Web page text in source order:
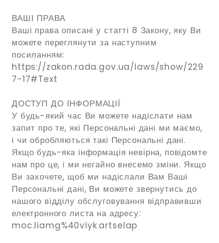
ВАШІ ПРАВА
Ваші права описані у статті 8 Закону, яку Ви
можете переглянути за наступним
посиланням:
https://zakon.rada.gov.ua/laws/show/229
7-17#Text
ДОСТУП ДО ІНФОРМАЦІЇ
У будь-який час Ви можете надіслати нам
запит про те, які Персональні дані ми маємо,
і чи обробляються такі Персональні дані.
Якщо будь-яка інформація невірна, повідомте
нам про це, і ми негайно внесемо зміни. Якщо
Ви захочете, щоб ми надіслали Вам Ваші
Персональні дані, Ви можете звернутись до
нашого відділу обслуговування відправивши
електронного листа на адресу:
moc.liamg%40viyk.artselap